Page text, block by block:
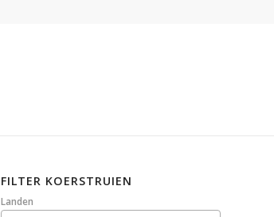
FILTER KOERSTRUIEN
Landen